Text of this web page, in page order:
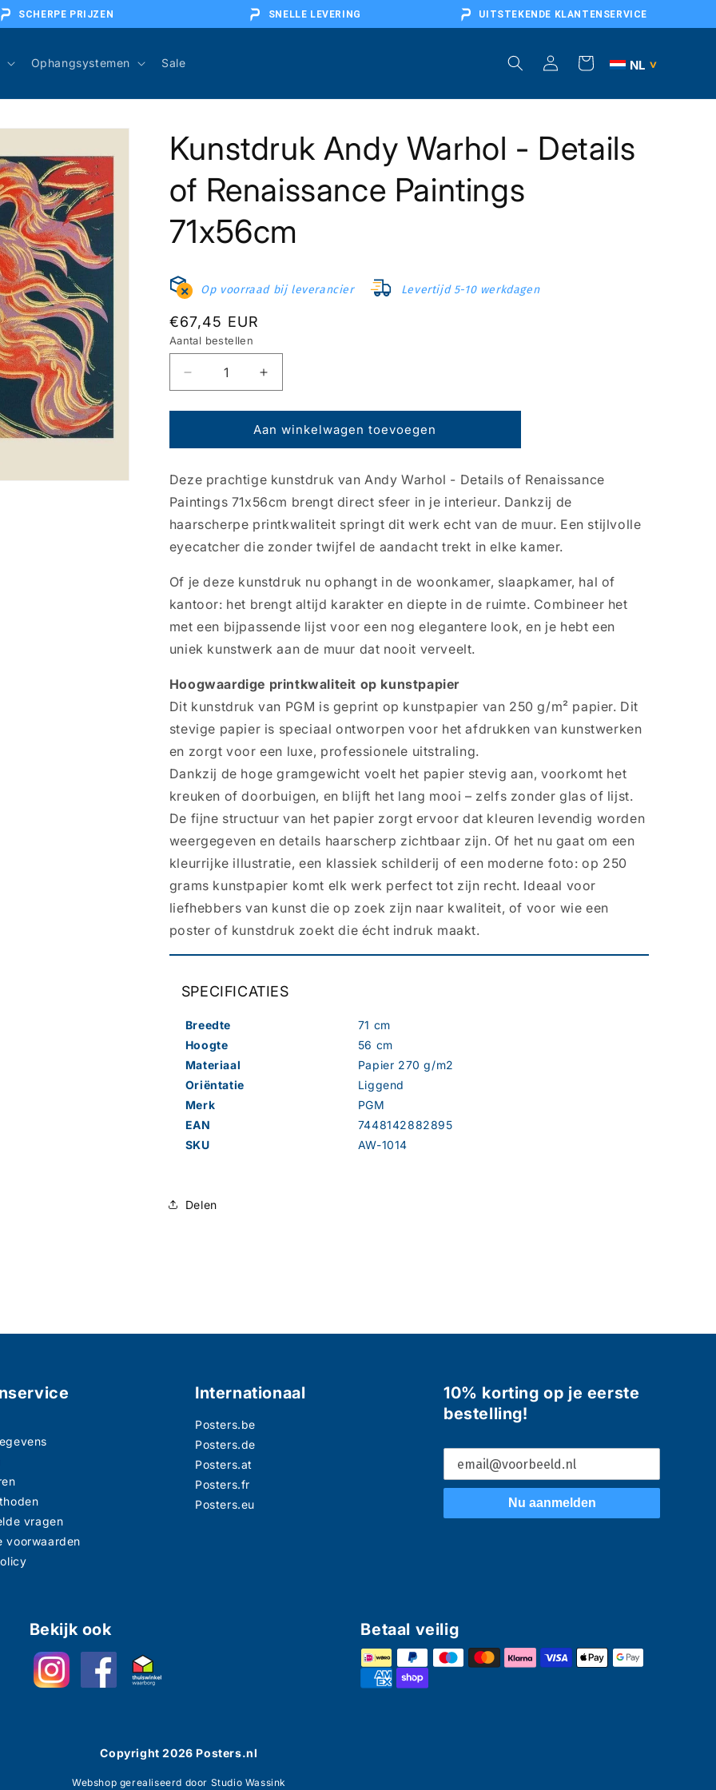
SCHERPE PRIJZEN SNELLE LEVERING UITSTEKENDE KLANTENSERVICE
Ophangsystemen Sale Inloggen
Winkelwagen NL >
BE
Kunstdruk Andy Warhol - Details
of Renaissance Paintings
71x56cm
Op voorraad bij leverancier Levertijd 5-10 werkdagen
Normale
prijs
€67,45 EUR
Aantal bestellen
Aantal
verlagen
voor
Andy
-
Details
Renaissance
Paintings
Aantal
verhogen
voor
Kunstdruk
Andy
-
Details
Renaissance
Paintings
Aan winkelwagen toevoegen
Deze prachtige kunstdruk van Andy Warhol - Details of Renaissance
Paintings 71x56cm brengt direct sfeer in je interieur. Dankzij de
haarscherpe printkwaliteit springt dit werk echt van de muur. Een stijlvolle
eyecatcher die zonder twijfel de aandacht trekt in elke kamer.
Of je deze kunstdruk nu ophangt in de woonkamer, slaapkamer, hal of
kantoor: het brengt altijd karakter en diepte in de ruimte. Combineer het
met een bijpassende lijst voor een nog elegantere look, en je hebt een
uniek kunstwerk aan de muur dat nooit verveelt.
Hoogwaardige printkwaliteit op kunstpapier
Dit kunstdruk van PGM is geprint op kunstpapier van 250 g/m² papier. Dit
stevige papier is speciaal ontworpen voor het afdrukken van kunstwerken
en zorgt voor een luxe, professionele uitstraling.
Dankzij de hoge gramgewicht voelt het papier stevig aan, voorkomt het
kreuken of doorbuigen, en blijft het lang mooi – zelfs zonder glas of lijst.
De fijne structuur van het papier zorgt ervoor dat kleuren levendig worden
weergegeven en details haarscherp zichtbaar zijn. Of het nu gaat om een
kleurrijke illustratie, een klassiek schilderij of een moderne foto: op 250
grams kunstpapier komt elk werk perfect tot zijn recht. Ideaal voor
liefhebbers van kunst die op zoek zijn naar kwaliteit, of voor wie een
poster of kunstdruk zoekt die écht indruk maakt.
SPECIFICATIES
Breedte
71 cm
Hoogte
56 cm
Materiaal
Papier 270 g/m2
Oriëntatie
Liggend
Merk
PGM
EAN
7448142882895
SKU
AW-1014
Delen
vragen
voorwaarden
Internationaal
Posters.be
Posters.de
Posters.at
Posters.fr
Posters.eu
10% korting op je eerste
bestelling!
Nu aanmelden
Bekijk ook Betaal veilig
Copyright2026 Posters.nl
Webshop gerealiseerd door Studio Wassink